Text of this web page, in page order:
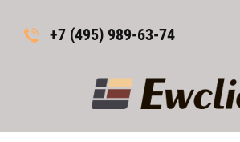
+7 (495) 989-63-74